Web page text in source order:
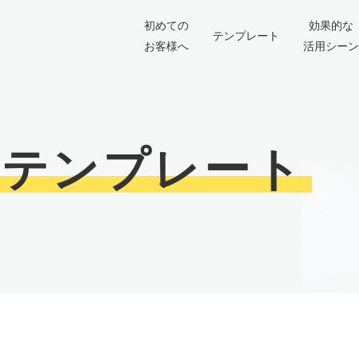
初めての
お客様へ
テンプレート
効果的な
活用シーン
テンプレート